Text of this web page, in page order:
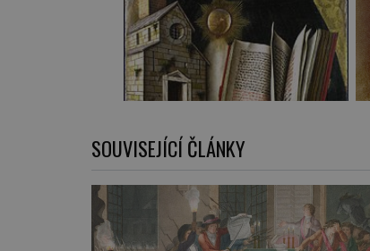
SOUVISEJÍCÍ ČLÁNKY